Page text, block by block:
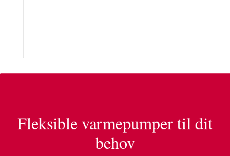
Fleksible varmepumper til dit
behov